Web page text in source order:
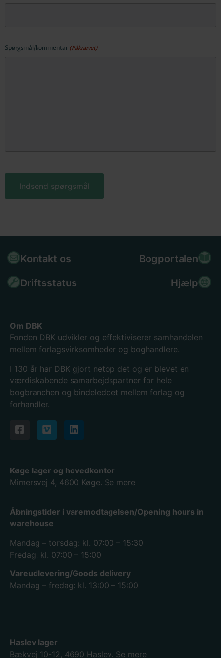
Spørgsmål/kommentar (Påkrævet)
Kontakt os Bogportalen
Driftsstatus Hjælp
Om DBK
Fonden DBK udvikler og effektiviserer samhandelen
mellem forlagsvirksomheder og boghandlere.
I 130 år har DBK gjort netop det og er blevet en
værdiskabende samarbejdspartner for hele
bogbranchen og bindeleddet mellem forlag og
forhandler.
Køge lager og hovedkontor
Mimersvej 4, 4600 Køge. Se mere
Åbningstider i varemodtagelsen/Opening hours in
warehouse
Mandag – torsdag: kl. 07:00 – 15:30
Fredag: kl. 07:00 – 15:00
Vareudlevering/Goods delivery
Mandag – fredag: kl. 13:00 – 15:00
Haslev lager
Bækvej 10-12, 4690 Haslev. Se mere